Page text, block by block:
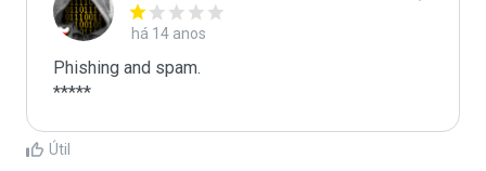
há 14 anos
Phishing and spam.
*****
Útil